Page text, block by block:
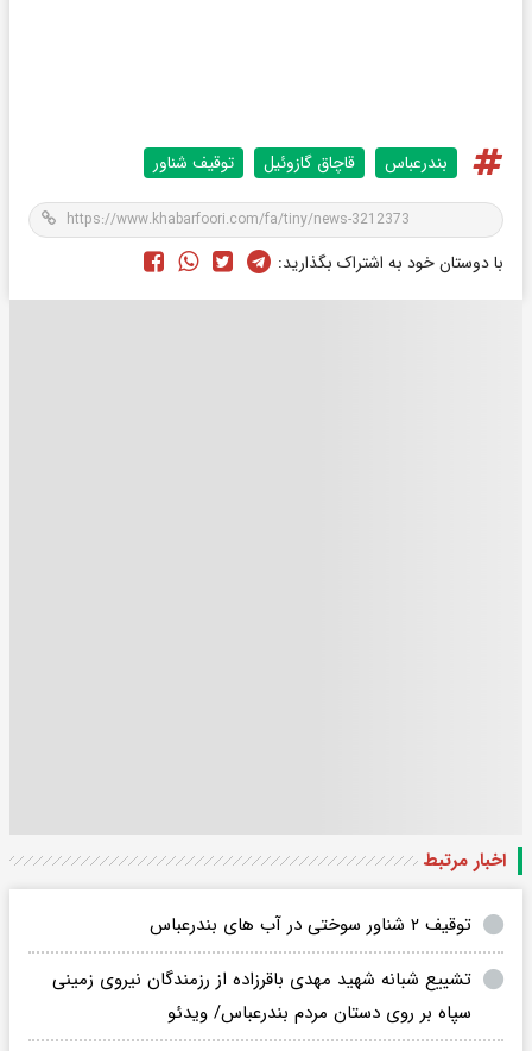
بندرعباس قاچاق گازوئیل توقیف شناور
با دوستان خود به اشتراک بگذارید:
اخبار مرتبط
توقیف ۲ شناور سوختی در آب های بندرعباس
تشییع شبانه شهید مهدی باقرزاده از رزمندگان نیروی زمینی
سپاه بر روی دستان مردم بندرعباس/ ویدئو